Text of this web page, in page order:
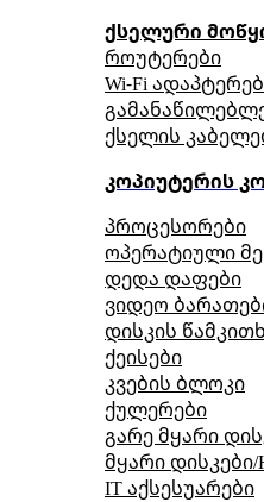
ქსელური
როუტერები
Wi-Fi
ქსელის
კოპიუტერის
პროცესორები
ოპერატიული
დედა დაფები
ვიდეო
დისკის
ქეისები
კვების ბლოკი
ქულერები
გარე მყარი
მყარი დისკები/
IT აქსესუარები